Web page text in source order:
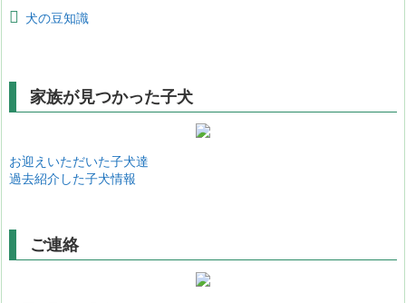
犬の豆知識
家族が見つかった子犬
お迎えいただいた子犬達
過去紹介した子犬情報
ご連絡